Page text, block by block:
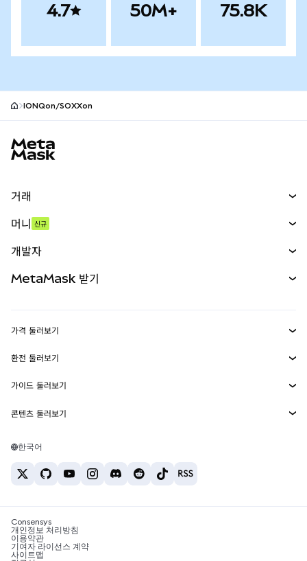
4.7 50M+ 75.8K
IONQon/SOXXon
거래
무기한 선물
실물자산
머니 신규
개발자
MetaMask Connect
Snaps
웹3 서비스
MetaMask 받기
보안
고객 지원
채용
가격 둘러보기
이더리움 가격
솔라나 가격
테더 가격
환전 둘러보기
ETH를 USD로 환전
USDT를 INR로 환전
BTC를 INR로 환전
ETH를 USDT로 환전
가이드 둘러보기
ETH 매수
USDT 매수
SHIB 매수
BNB 매수
콘텐츠 둘러보기
솔라나 지갑
암호화폐 세금 뉴스
암호화폐 매수 방법
한국어
Consensys
개인정보 처리방침
이용약관
기여자 라이선스 계약
사이트맵